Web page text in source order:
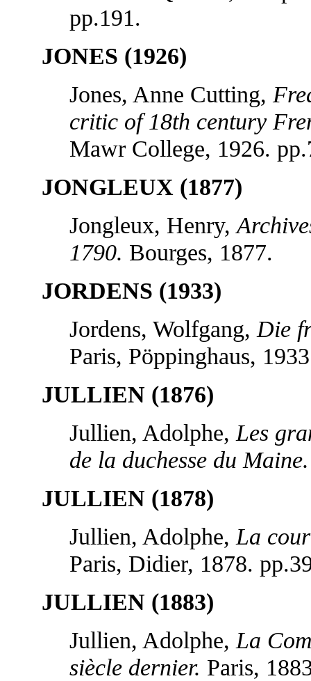
pp.191.
JONES (1926)
Jones, Anne Cutting,
critic of 18th century
Mawr College, 1926.
JONGLEUX (1877)
Jongleux, Henry,
1790. Bourges, 1877.
JORDENS (1933)
Jordens, Wolfgang, Die
Paris, Pöppinghaus,
JULLIEN (1876)
Jullien, Adolphe, Les
de la duchesse du Maine.
JULLIEN (1878)
Jullien, Adolphe, La
Paris, Didier, 1878.
JULLIEN (1883)
Jullien, Adolphe, La
siècle dernier. Paris,